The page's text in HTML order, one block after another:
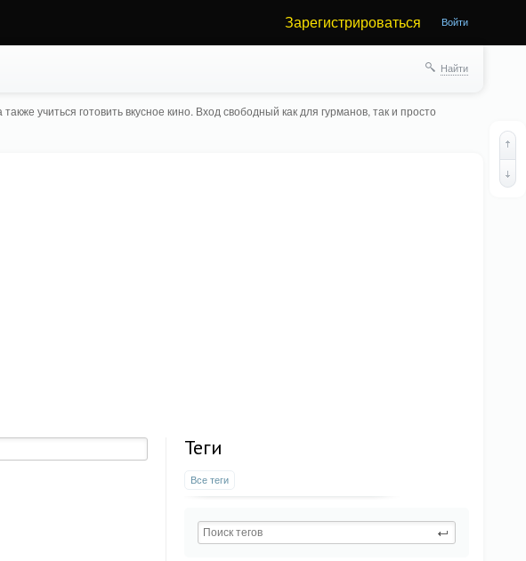
Зарегистрироваться Войти
Найти
учиться готовить вкусное кино. Вход свободный как для гурманов, так и просто
Теги
Все теги